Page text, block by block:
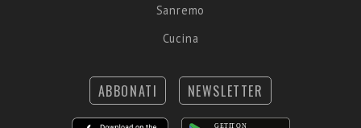
Sanremo
Cucina
ABBONATI NEWSLETTER